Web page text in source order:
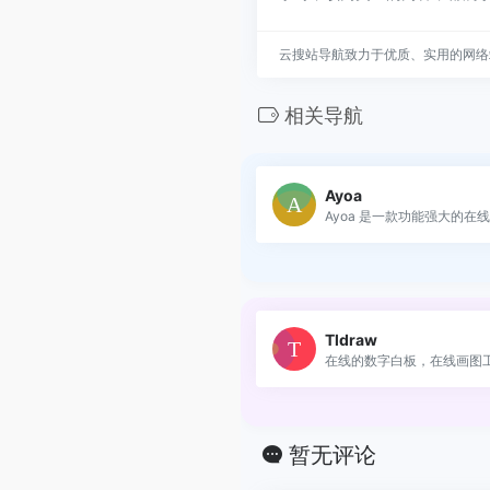
云搜站导航致力于优质、实用的网
相关导航
Ayoa
Ayoa 是一款功能强大的在
Tldraw
在线的数字白板，在线画图
暂无评论